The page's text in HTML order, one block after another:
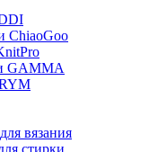
ChiaoGoo
GAMMA
вязания